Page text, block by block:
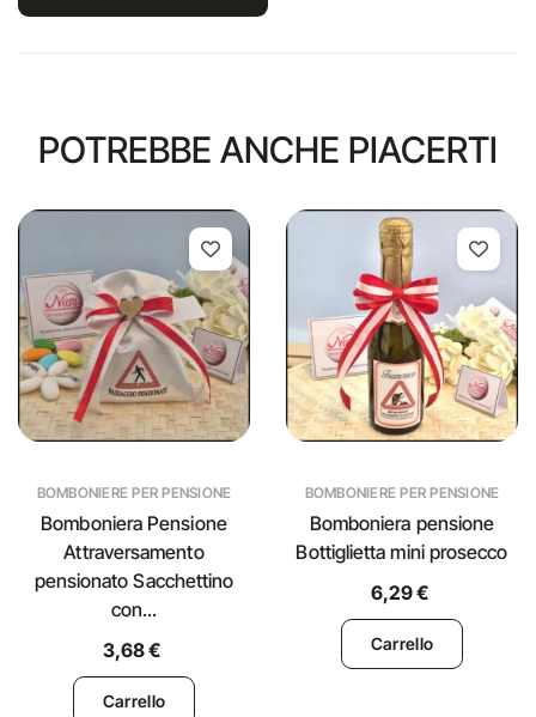
POTREBBE ANCHE PIACERTI
BOMBONIERE PER PENSIONE
Bomboniera Pensione
Attraversamento
pensionato Sacchettino
con...
3,68 €
Carrello
BOMBONIERE PER PENSIONE
Bomboniera pensione
Bottiglietta mini prosecco
6,29 €
Carrello